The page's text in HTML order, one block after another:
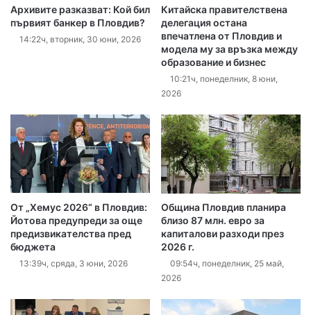
Архивите разказват: Кой бил
първият банкер в Пловдив?
14:22ч, вторник, 30 юни, 2026
Китайска правителствена
делегация остана
впечатлена от Пловдив и
модела му за връзка между
образование и бизнес
10:21ч, понеделник, 8 юни,
2026
От „Хемус 2026“ в Пловдив:
Йотова предупреди за още
предизвикателства пред
бюджета
13:39ч, сряда, 3 юни, 2026
Община Пловдив планира
близо 87 млн. евро за
капиталови разходи през
2026 г.
09:54ч, понеделник, 25 май,
2026